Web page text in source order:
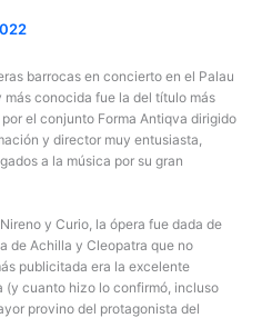
barrocas en concierto en el Palau
conocida fue la del título más
el conjunto Forma Antiqva dirigido
y director muy entusiasta,
a la música por su gran
y Curio, la ópera fue dada de
de Achilla y Cleopatra que no
publicitada era la excelente
(y cuanto hizo lo confirmó, incluso
provino del protagonista del